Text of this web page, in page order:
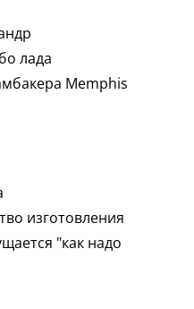
лада
Memphis
изготовления
"как надо